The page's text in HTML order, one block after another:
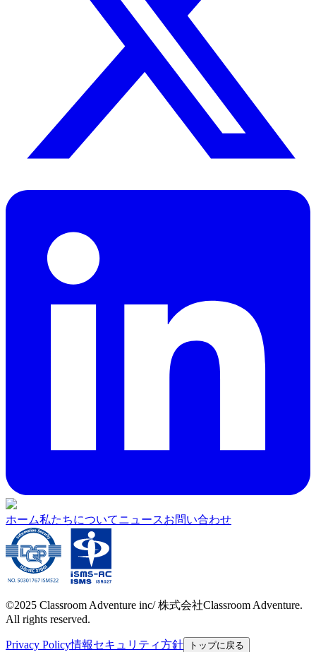
ホーム私たちについてニュースお問い合わせ
©2025 Classroom Adventure inc/ 株式会社Classroom Adventure.
All rights reserved.
Privacy Policy情報セキュリティ方針 トップに戻る